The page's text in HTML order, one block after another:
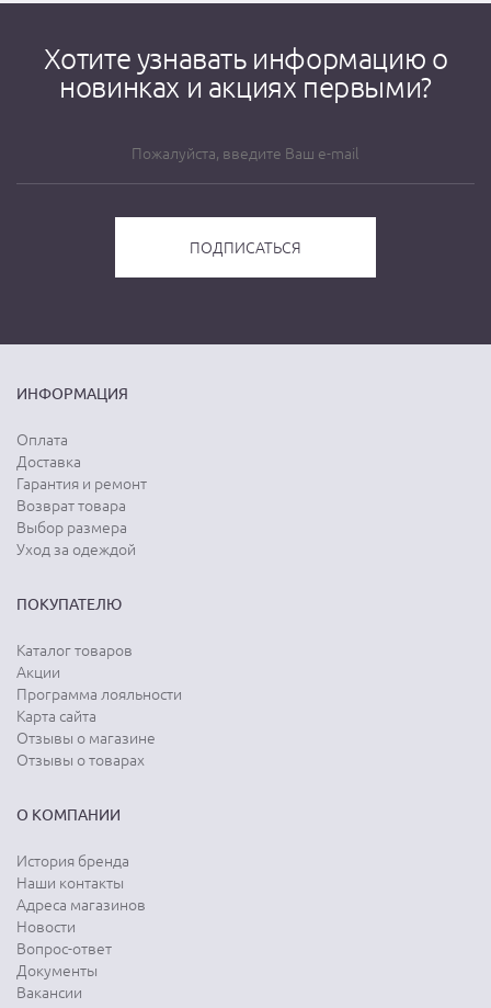
Хотите узнавать информацию о
новинках и акциях первыми?
ИНФОРМАЦИЯ
Оплата
Доставка
Гарантия и ремонт
Возврат товара
Выбор размера
Уход за одеждой
ПОКУПАТЕЛЮ
Каталог товаров
Акции
Программа лояльности
Карта сайта
Отзывы о магазине
Отзывы о товарах
О КОМПАНИИ
История бренда
Наши контакты
Адреса магазинов
Новости
Вопрос-ответ
Документы
Вакансии